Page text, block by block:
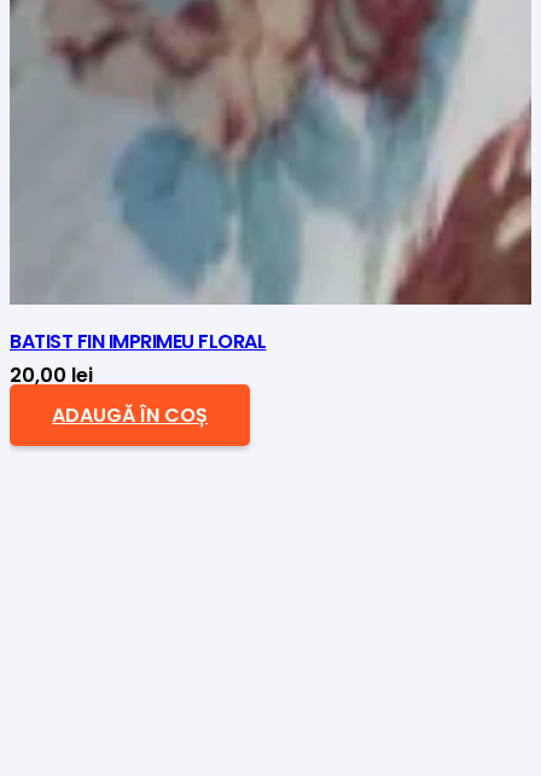
BATIST FIN IMPRIMEU FLORAL
20,00 lei
ADAUGĂ ÎN COȘ